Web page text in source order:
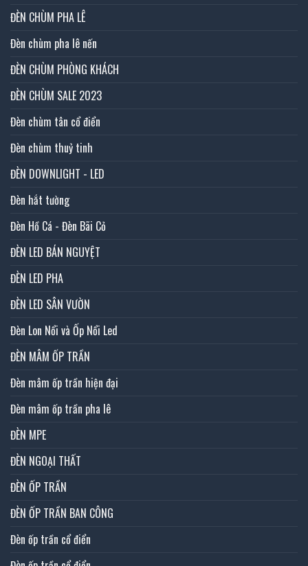
ĐÈN CHÙM PHA LÊ
Đèn chùm pha lê nến
ĐÈN CHÙM PHÒNG KHÁCH
ĐÈN CHÙM SALE 2023
Đèn chùm tân cổ điển
Đèn chùm thuỷ tinh
ĐÈN DOWNLIGHT - LED
Đèn hắt tường
Đèn Hồ Cá - Đèn Bãi Cỏ
ĐÈN LED BÁN NGUYỆT
ĐÈN LED PHA
ĐÈN LED SÂN VƯỜN
Đèn Lon Nổi và Ốp Nổi Led
ĐÈN MÂM ỐP TRẦN
Đèn mâm ốp trần hiện đại
Đèn mâm ốp trần pha lê
ĐÈN MPE
ĐÈN NGOẠI THẤT
ĐÈN ỐP TRẦN
ĐÈN ỐP TRẦN BAN CÔNG
Đèn ốp trần cổ điển